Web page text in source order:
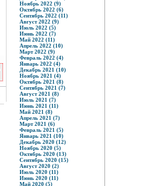
Ноябрь 2022 (9)
Октябрь 2022 (6)
Сентябрь 2022 (11)
Август 2022 (9)
Июль 2022 (5)
Июнь 2022 (7)
Май 2022 (11)
Апрель 2022 (10)
Март 2022 (9)
Февраль 2022 (4)
Январь 2022 (4)
Декабрь 2021 (10)
Ноябрь 2021 (4)
Октябрь 2021 (8)
Сентябрь 2021 (7)
Август 2021 (8)
Июль 2021 (7)
Июнь 2021 (11)
Май 2021 (8)
Апрель 2021 (7)
Март 2021 (6)
Февраль 2021 (5)
Январь 2021 (10)
Декабрь 2020 (12)
Ноябрь 2020 (5)
Октябрь 2020 (13)
Сентябрь 2020 (15)
Август 2020 (2)
Июль 2020 (11)
Июнь 2020 (11)
Май 2020 (5)